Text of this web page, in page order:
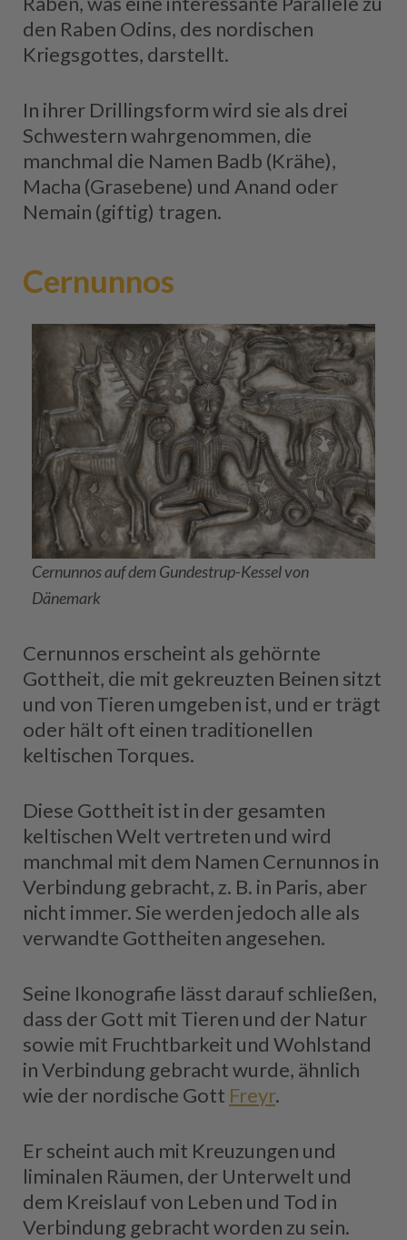
den Raben Odins, des nordischen
Kriegsgottes, darstellt.
In ihrer Drillingsform wird sie als drei
Schwestern wahrgenommen, die
manchmal die Namen Badb (Krähe),
Macha (Grasebene) und Anand oder
Nemain (giftig) tragen.
Cernunnos
Cernunnos auf dem Gundestrup-Kessel von
Dänemark
Cernunnos erscheint als gehörnte
Gottheit, die mit gekreuzten Beinen sitzt
und von Tieren umgeben ist, und er trägt
oder hält oft einen traditionellen
keltischen Torques.
Diese Gottheit ist in der gesamten
keltischen Welt vertreten und wird
manchmal mit dem Namen Cernunnos in
Verbindung gebracht, z. B. in Paris, aber
nicht immer. Sie werden jedoch alle als
verwandte Gottheiten angesehen.
Seine Ikonografie lässt darauf schließen,
dass der Gott mit Tieren und der Natur
sowie mit Fruchtbarkeit und Wohlstand
in Verbindung gebracht wurde, ähnlich
wie der nordische Gott Freyr.
Er scheint auch mit Kreuzungen und
liminalen Räumen, der Unterwelt und
dem Kreislauf von Leben und Tod in
Verbindung gebracht worden zu sein.